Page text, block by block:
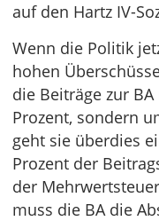
auf den Hartz IV-
Wenn die Politik
hohen
die Beiträge zur
Prozent, sondern
geht sie überdies
Prozent der
der
muss die BA die